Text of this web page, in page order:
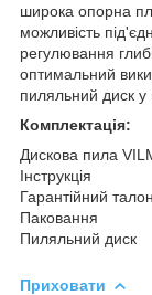
широка опорна
можливість
регулювання
оптимальний
пиляльний диск у
Комплектація:
Дискова пила
Інструкція
Гарантійний талон
Паковання
Пиляльний диск
Приховати